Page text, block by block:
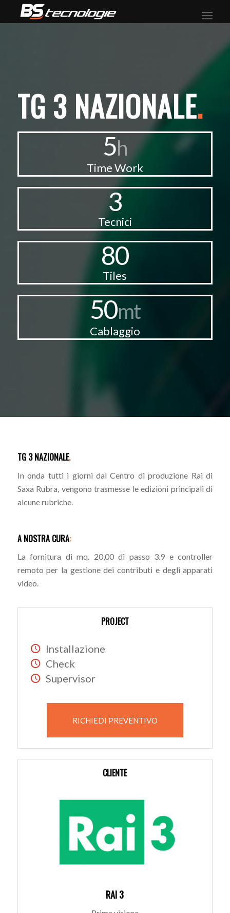
TG 3 NAZIONALE.
5h
Time Work
3
Tecnici
80
Tiles
50mt
Cablaggio
TG 3 NAZIONALE.
In onda tutti i giorni dal Centro di produzione Rai di
Saxa Rubra, vengono trasmesse le edizioni principali di
alcune rubriche.
A NOSTRA CURA:
La fornitura di mq. 20,00 di passo 3.9 e controller
remoto per la gestione dei contributi e degli apparati
video.
PROJECT
Installazione
Check
Supervisor
RICHIEDI PREVENTIVO
CLIENTE
RAI 3